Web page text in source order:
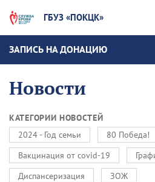
ГБУЗ «ПОКЦК»
ЗАПИСЬ НА ДОНАЦИЮ
Новости
КАТЕГОРИИ НОВОСТЕЙ
2024 - Год семьи
80 Победа!
Вакцинация от covid-19
Диспансеризация
ЗОЖ